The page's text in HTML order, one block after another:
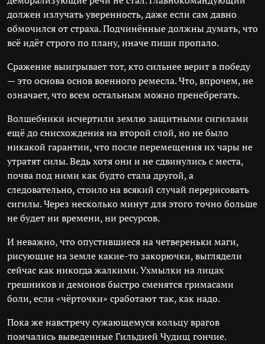
должен излучать уверенность, даже если сам давно
обмочился от страха. Подчинённые должны думать, что
всё идёт строго по плану, иначе пиши пропало.
Сражение выигрывает тот, кто сильнее верит в победу
— это основа основ военного ремесла. Что, впрочем, не
означает, что всем остальным можно пренебрегать.
Волшебники исчертили землю защитными сигилами
ещё до снисхождения на второй слой, но не было
никакой гарантии, что после перемещения их чары не
утратят силы. Ведь хотя они и не сдвинулись с места,
почва под ними как будто стала другой, а
следовательно, стоило на всякий случай перерисовать
сигилы. Через несколько минут для этого точно больше
не будет ни времени, ни ресурсов.
И неважно, что опустившиеся на четвереньки маги,
рисующие на земле какие-то закорючки, выглядели
сейчас как никогда жалкими. Ухмылки на лицах
грешников и демонов быстро сменятся гримасами
боли, если «чёрточки» сработают так, как надо.
Пока же навстречу сужающемуся кольцу врагов
помчались выведенные Гильдией Чудищ гончие.